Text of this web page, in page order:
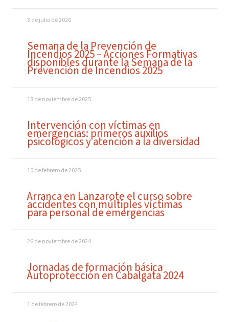
3 de julio de 2026
Semana de la Prevención de
Incendios 2025 – Acciones Formativas
disponibles durante la Semana de la
Prevención de Incendios 2025
18 de noviembre de 2025
Intervención con víctimas en
emergencias: primeros auxilios
psicológicos y atención a la diversidad
10 de febrero de 2025
Arranca en Lanzarote el curso sobre
accidentes con múltiples víctimas
para personal de emergencias
26 de noviembre de 2024
Jornadas de formación básica
Autoprotección en Cabalgata 2024
1 de febrero de 2024